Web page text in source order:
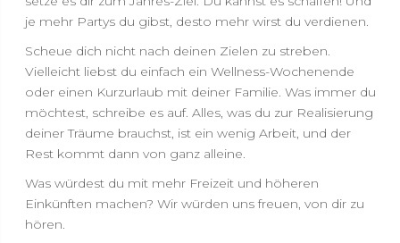
je mehr Partys du gibst, desto mehr wirst du verdienen.
Scheue dich nicht nach deinen Zielen zu streben.
Vielleicht liebst du einfach ein Wellness-Wochenende
oder einen Kurzurlaub mit deiner Familie. Was immer du
möchtest, schreibe es auf. Alles, was du zur Realisierung
deiner Träume brauchst, ist ein wenig Arbeit, und der
Rest kommt dann von ganz alleine.
Was würdest du mit mehr Freizeit und höheren
Einkünften machen? Wir würden uns freuen, von dir zu
hören.